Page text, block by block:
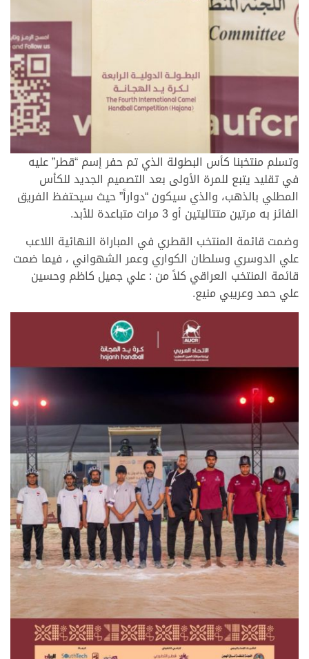
وتسلم منتخبنا كأس البطولة الذي تم حفر إسم “قطر” عليه
في تقليد يتبع للمرة الأولى بعد التصميم الجديد للكأس
المطلي بالذهب، والذي سيكون “دواراً” حيث سيحتفظ الفريق
الفائز به مرتين متتاليتين أو 3 مرات متباعدة للأبد.
وضمت قائمة المنتخب القطري في المباراة النهائية اللاعب
علي الدوسري وسلطان الكواري وعمر الشهواني ، فيما ضمت
قائمة المنتخب العراقي كلاً من : علي جميل كاظم وحسين
علي حمد وعريبي منيع.